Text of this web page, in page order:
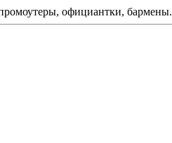
официантки, бармены.